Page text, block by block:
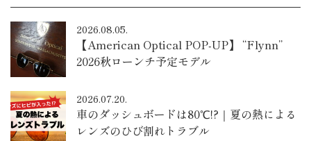
2026.08.05.
【American Optical POP-UP】 “Flynn”
2026秋ローンチ予定モデル
2026.07.20.
車のダッシュボードは80℃!?｜夏の熱による
レンズのひび割れトラブル